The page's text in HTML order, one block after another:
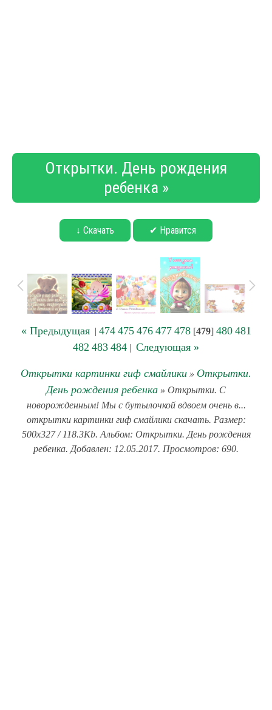
Открытки. День рождения
ребенка »
↓ Скачать ✔ Нравится
« Предыдущая| 474 475 476 477 478[479] 480 481
482 483 484 | Следующая »
Открытки картинки гиф смайлики » Открытки.
День рождения ребенка » Открытки. С
новорожденным! Мы с бутылочкой вдвоем очень в...
открытки картинки гиф смайлики скачать. Размер:
500x327 / 118.3Kb. Альбом: Открытки. День рождения
ребенка. Добавлен: 12.05.2017. Просмотров: 690.